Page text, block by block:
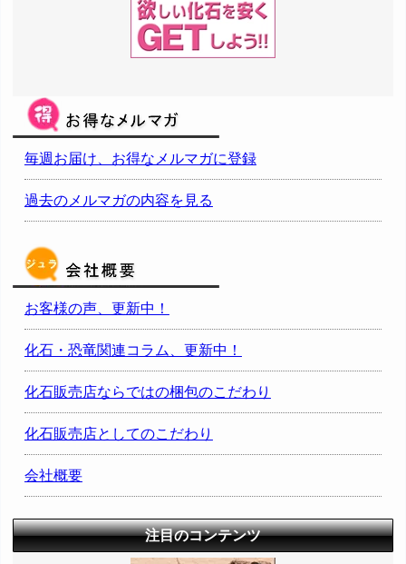
毎週お届け、お得なメルマガに登録
過去のメルマガの内容を見る
お客様の声、更新中！
化石・恐竜関連コラム、更新中！
化石販売店ならではの梱包のこだわり
化石販売店としてのこだわり
会社概要
注目のコンテンツ